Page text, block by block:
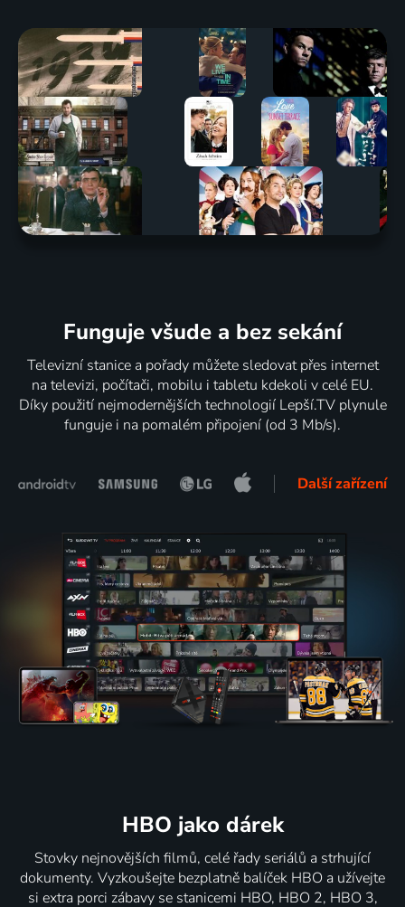
Funguje všude a bez sekání
Televizní stanice a pořady můžete sledovat přes internet
na televizi, počítači, mobilu i tabletu kdekoli v celé EU.
Díky použití nejmodernějších technologií Lepší.TV plynule
funguje i na pomalém připojení (od 3 Mb/s).
Další zařízení
HBO jako dárek
Stovky nejnovějších filmů, celé řady seriálů a strhující
dokumenty. Vyzkoušejte bezplatně balíček HBO a užívejte
si extra porci zábavy se stanicemi HBO, HBO 2, HBO 3,